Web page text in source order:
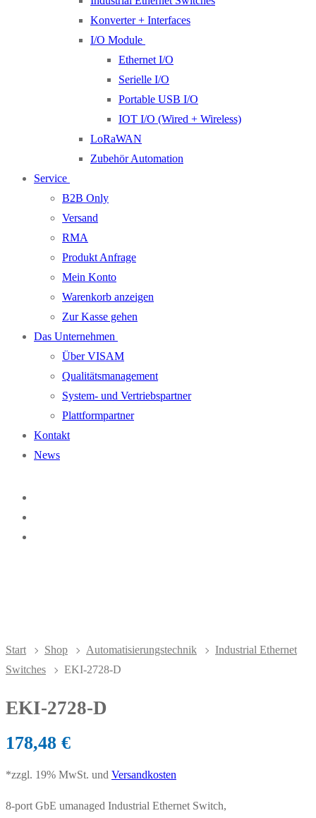
Konverter + Interfaces
I/O Module
Ethernet I/O
Serielle I/O
Portable USB I/O
IOT I/O (Wired + Wireless)
LoRaWAN
Zubehör Automation
Service
B2B Only
Versand
RMA
Produkt Anfrage
Mein Konto
Warenkorb anzeigen
Zur Kasse gehen
Das Unternehmen
Über VISAM
Qualitätsmanagement
System- und Vertriebspartner
Plattformpartner
Kontakt
News
Start Shop Automatisierungstechnik
Industrial Ethernet
Switches
EKI-2728-D
EKI-2728-D
178,48 €
*zzgl. 19% MwSt. und Versandkosten
8-port GbE umanaged Industrial Ethernet Switch,